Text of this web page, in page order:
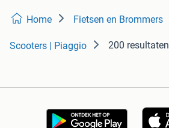
Home Fietsen en Brommers
Scooters | Piaggio 200 resultaten